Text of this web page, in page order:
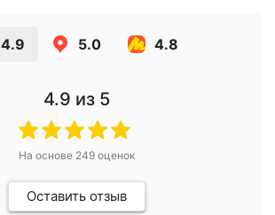
4.9 5.0 4.8
4.9 из 5
На основе 249оценок
Оставить отзыв